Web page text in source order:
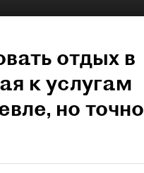
отдых в
к услугам
но точно